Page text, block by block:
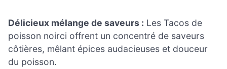
Délicieux mélange de saveurs : Les Tacos de
poisson noirci offrent un concentré de saveurs
côtières, mêlant épices audacieuses et douceur
du poisson.